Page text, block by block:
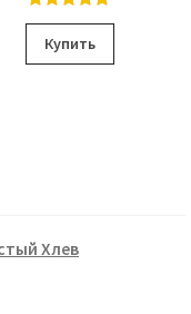
5.00out of
5
Купить
Этот
товар
Хлев